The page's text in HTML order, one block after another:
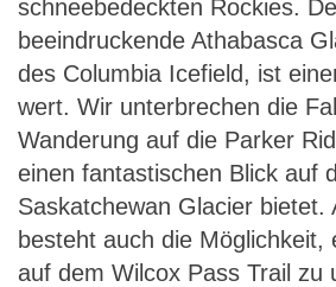
schneebedeckten Rockies.
beeindruckende Athabasca
des Columbia Icefield, ist
wert. Wir unterbrechen die
Wanderung auf die Parker
einen fantastischen Blick auf
Saskatchewan Glacier bietet.
besteht auch die Möglichkeit,
auf dem Wilcox Pass Trail zu